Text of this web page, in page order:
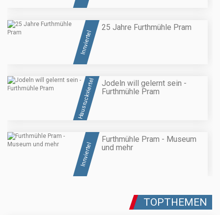
Innviertel
25 Jahre Furthmühle Pram
Hausruckviertel
Jodeln will gelernt sein -
Furthmühle Pram
Innviertel
Furthmühle Pram - Museum
und mehr
TOPTHEMEN